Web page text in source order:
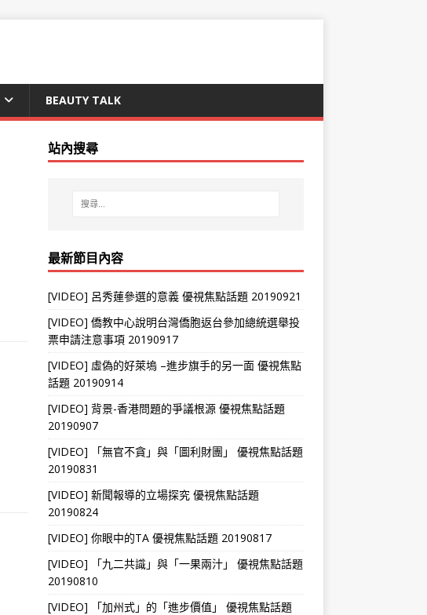
BEAUTY TALK
站內搜尋
最新節目內容
[VIDEO] 呂秀蓮參選的意義 優視焦點話題 20190921
[VIDEO] 僑教中心說明台灣僑胞返台參加總統選舉投
票申請注意事項 20190917
[VIDEO] 虛偽的好萊塢 –進步旗手的另一面 優視焦點
話題 20190914
[VIDEO] 背景-香港問題的爭議根源 優視焦點話題
20190907
[VIDEO] 「無官不貪」與「圖利財團」 優視焦點話題
20190831
[VIDEO] 新聞報導的立場探究 優視焦點話題
20190824
[VIDEO] 你眼中的TA 優視焦點話題 20190817
[VIDEO] 「九二共識」與「一果兩汁」 優視焦點話題
20190810
[VIDEO] 「加州式」的「進步價值」 優視焦點話題